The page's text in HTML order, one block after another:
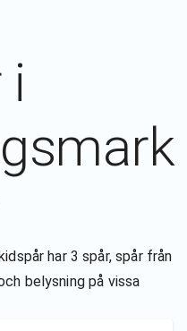
i
har 3 spår, spår från
belysning på vissa